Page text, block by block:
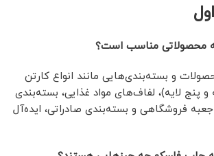
محصولاتی مناسب است؟
و بسته‌بندی‌هایی مانند انواع کارتن
پنج لایه)، لفاف‌های مواد غذایی، بسته‌بندی
فروشگاهی و بسته‌بندی صادراتی، ایده‌آل